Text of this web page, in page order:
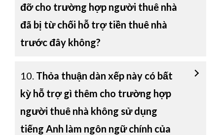
đỡ cho trường hợp người thuê nhà
đã bị từ chối hỗ trợ tiền thuê nhà
trước đây không?
10. Thỏa thuận dàn xếp này có bất
kỳ hỗ trợ gì thêm cho trường hợp
người thuê nhà không sử dụng
tiếng Anh làm ngôn ngữ chính của